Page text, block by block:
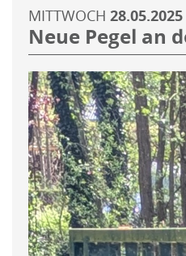
MITTWOCH 28.05.2025
Neue Pegel an